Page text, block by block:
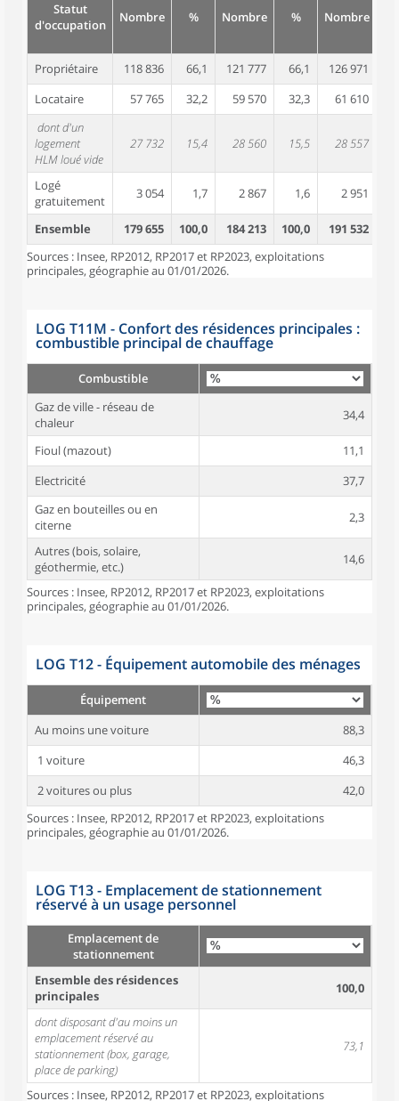
Statut
d'occupation
Nombre % Nombre % Nombre
Propriétaire 118 836 66,1 121 777 66,1 126 971
Locataire
57 765 32,2 59 570 32,3 61 610
dont d'un
logement
HLM loué vide
27 732 15,4 28 560 15,5 28 557
Logé
gratuitement
3 054 1,7 2 867 1,6 2 951
Ensemble 179 655 100,0 184 213 100,0 191 532
Sources : Insee, RP2012, RP2017 et RP2023, exploitations
principales, géographie au 01/01/2026.
LOG T11M - Confort des résidences principales :
combustible principal de chauffage
Combustible
Gaz de ville - réseau de
chaleur
34,4
Fioul (mazout)
11,1
Electricité
37,7
Gaz en bouteilles ou en
citerne
2,3
Autres (bois, solaire,
géothermie, etc.)
14,6
Sources : Insee, RP2012, RP2017 et RP2023, exploitations
principales, géographie au 01/01/2026.
LOG T12 - Équipement automobile des ménages
Équipement
Au moins une voiture
88,3
1 voiture
46,3
2 voitures ou plus
42,0
Sources : Insee, RP2012, RP2017 et RP2023, exploitations
principales, géographie au 01/01/2026.
LOG T13 - Emplacement de stationnement
réservé à un usage personnel
Emplacement de
stationnement
Ensemble des résidences
principales
100,0
dont disposant d'au moins un
emplacement réservé au
stationnement (box, garage,
place de parking)
73,1
Sources : Insee, RP2012, RP2017 et RP2023, exploitations